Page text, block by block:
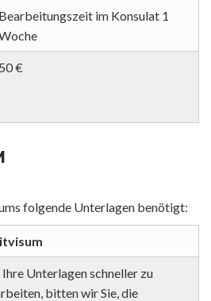
Bearbeitungszeit im Konsulat 1
50 €
folgende Unterlagen benötigt:
Ihre Unterlagen schneller zu
bitten wir Sie, die